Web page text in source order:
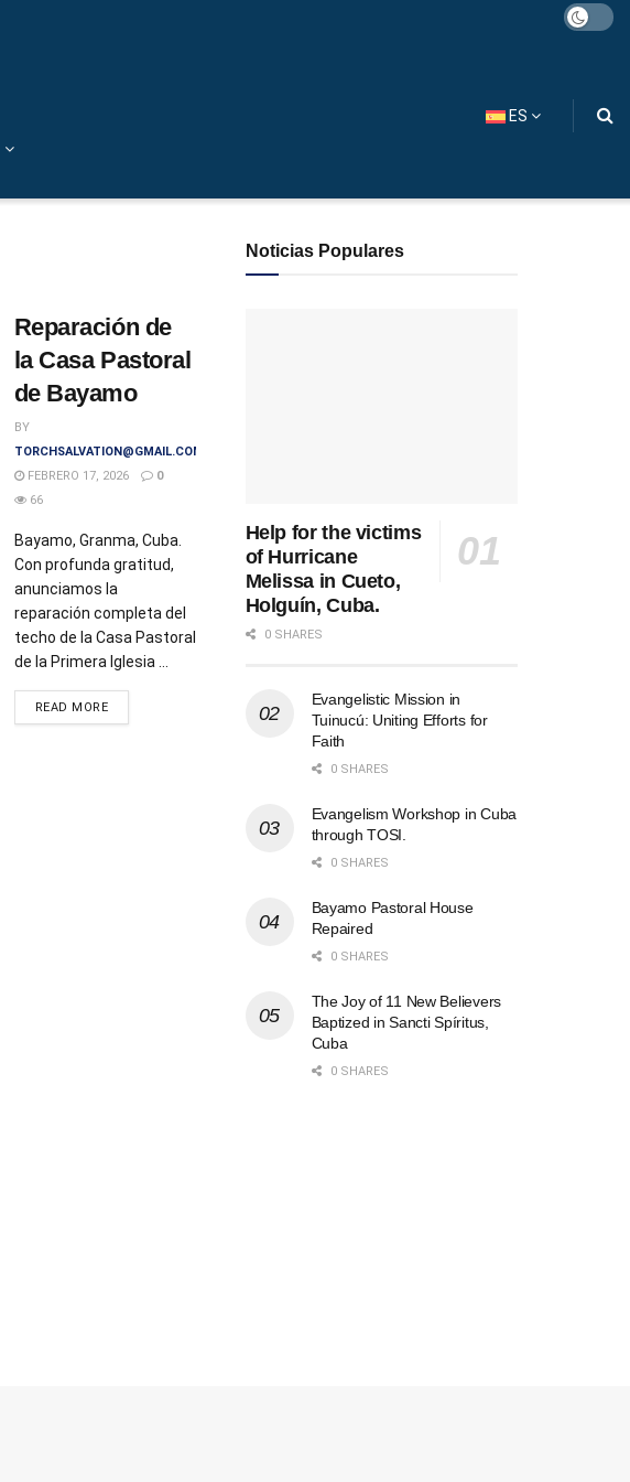
ES
Reparación de
la Casa Pastoral
de Bayamo
BY
TORCHSALVATION@GMAIL.COM
FEBRERO 17, 2026
0
66
Bayamo, Granma, Cuba.
Con profunda gratitud,
anunciamos la
reparación completa del
techo de la Casa Pastoral
de la Primera Iglesia ...
READ MOREDETAILS
Noticias Populares
Help for the victims
of Hurricane
Melissa in Cueto,
Holguín, Cuba.
0 SHARES
Evangelistic Mission in
Tuinucú: Uniting Efforts for
Faith
0 SHARES
Evangelism Workshop in Cuba
through TOSI.
0 SHARES
Bayamo Pastoral House
Repaired
0 SHARES
The Joy of 11 New Believers
Baptized in Sancti Spíritus,
Cuba
0 SHARES